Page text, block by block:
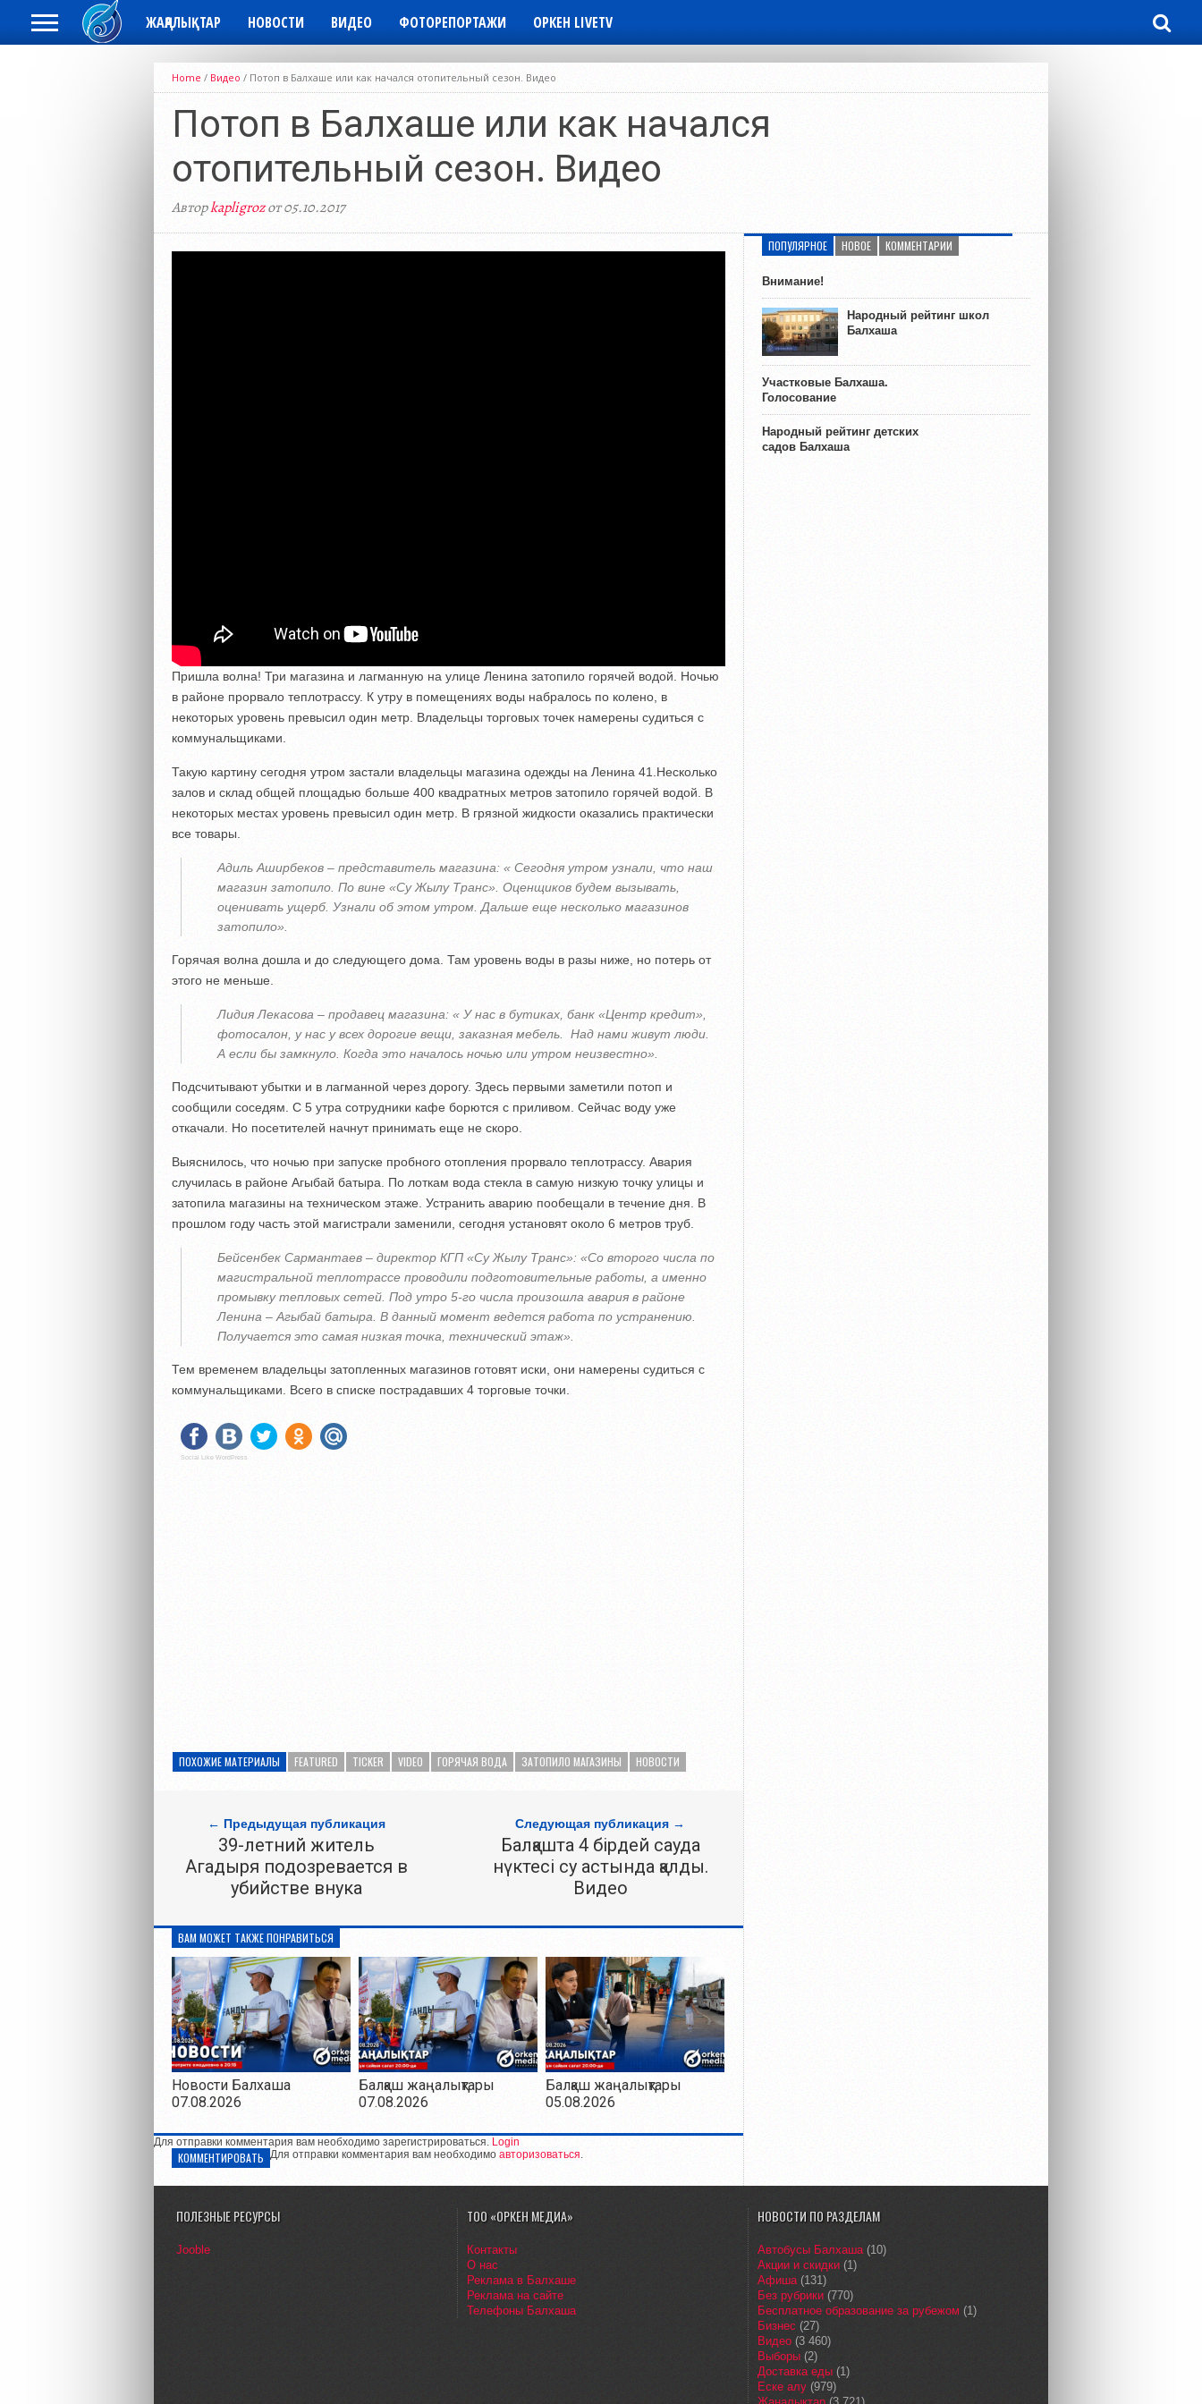
ЖАҢАЛЫҚТАР НОВОСТИ ВИДЕО ФОТОРЕПОРТАЖИ ОРКЕН LIVETV
Home / Видео / Потоп в Балхаше или как начался отопительный сезон. Видео
Потоп в Балхаше или как начался
отопительный сезон. Видео
Авторkapligrozот 05.10.2017
Пришла волна! Три магазина и лагманную на улице Ленина затопило горячей водой. Ночью
в районе прорвало теплотрассу. К утру в помещениях воды набралось по колено, в
некоторых уровень превысил один метр. Владельцы торговых точек намерены судиться с
коммунальщиками.
Такую картину сегодня утром застали владельцы магазина одежды на Ленина 41.Несколько
залов и склад общей площадью больше 400 квадратных метров затопило горячей водой. В
некоторых местах уровень превысил один метр. В грязной жидкости оказались практически
все товары.
Адиль Аширбеков – представитель магазина: « Сегодня утром узнали, что наш
магазин затопило. По вине «Су Жылу Транс». Оценщиков будем вызывать,
оценивать ущерб. Узнали об этом утром. Дальше еще несколько магазинов
затопило».
Горячая волна дошла и до следующего дома. Там уровень воды в разы ниже, но потерь от
этого не меньше.
Лидия Лекасова – продавец магазина: « У нас в бутиках, банк «Центр кредит»,
фотосалон, у нас у всех дорогие вещи, заказная мебель. Над нами живут люди.
А если бы замкнуло. Когда это началось ночью или утром неизвестно».
Подсчитывают убытки и в лагманной через дорогу. Здесь первыми заметили потоп и
сообщили соседям. С 5 утра сотрудники кафе борются с приливом. Сейчас воду уже
откачали. Но посетителей начнут принимать еще не скоро.
Выяснилось, что ночью при запуске пробного отопления прорвало теплотрассу. Авария
случилась в районе Агыбай батыра. По лоткам вода стекла в самую низкую точку улицы и
затопила магазины на техническом этаже. Устранить аварию пообещали в течение дня. В
прошлом году часть этой магистрали заменили, сегодня установят около 6 метров труб.
Бейсенбек Сармантаев – директор КГП «Су Жылу Транс»: «Со второго числа по
магистральной теплотрассе проводили подготовительные работы, а именно
промывку тепловых сетей. Под утро 5-го числа произошла авария в районе
Ленина – Агыбай батыра. В данный момент ведется работа по устранению.
Получается это самая низкая точка, технический этаж».
Тем временем владельцы затопленных магазинов готовят иски, они намерены судиться с
коммунальщиками. Всего в списке пострадавших 4 торговые точки.
Social Like WordPress
ПОХОЖИЕ МАТЕРИАЛЫ FEATURED TICKER VIDEO ГОРЯЧАЯ ВОДА ЗАТОПИЛО МАГАЗИНЫ НОВОСТИ
← Предыдущая публикация
39-летний житель
Агадыря подозревается в
убийстве внука
Следующая публикация →
Балқашта 4 бірдей сауда
нүктесі су астында қалды.
Видео
ВАМ МОЖЕТ ТАКЖЕ ПОНРАВИТЬСЯ
Новости Балхаша
07.08.2026
Балқаш жаңалықтары
07.08.2026
Балқаш жаңалықтары
05.08.2026
Для отправки комментария вам необходимо зарегистрироваться. Login
КОММЕНТИРОВАТЬ Для отправки комментария вам необходимо авторизоваться.
ПОПУЛЯРНОЕ НОВОЕ КОММЕНТАРИИ
Внимание!
Народный рейтинг школ
Балхаша
Участковые Балхаша.
Голосование
Народный рейтинг детских
садов Балхаша
ПОЛЕЗНЫЕ РЕСУРСЫ
Jooble
ТОО «ОРКЕН МЕДИА»
Контакты
О нас
Реклама в Балхаше
Реклама на сайте
Телефоны Балхаша
НОВОСТИ ПО РАЗДЕЛАМ
Автобусы Балхаша(10)
Акции и скидки (1)
Афиша(131)
Без рубрики (770)
Бесплатное образование за рубежом (1)
Бизнес (27)
Видео (3 460)
Выборы (2)
Доставка еды (1)
Еске алу (979)